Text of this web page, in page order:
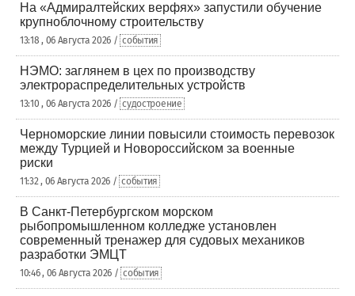
На «Адмиралтейских верфях» запустили обучение
крупноблочному строительству
13:18 , 06 Августа 2026 / события
НЭМО: заглянем в цех по производству
электрораспределительных устройств
13:10 , 06 Августа 2026 / судостроение
Черноморские линии повысили стоимость перевозок
между Турцией и Новороссийском за военные
риски
11:32 , 06 Августа 2026 / события
В Санкт-Петербургском морском
рыбопромышленном колледже установлен
современный тренажер для судовых механиков
разработки ЭМЦТ
10:46 , 06 Августа 2026 / события